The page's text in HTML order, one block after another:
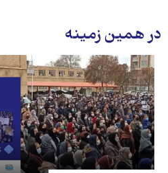
در همین زمینه